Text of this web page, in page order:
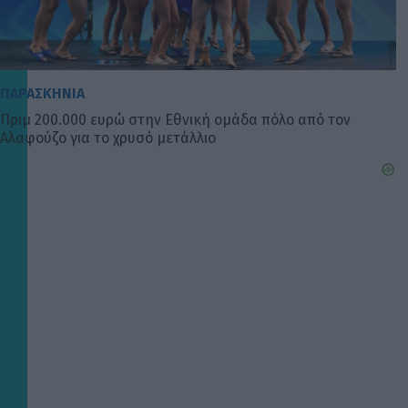
ΠΑΡΑΣΚΗΝΙΑ
Πριμ 200.000 ευρώ στην Εθνική ομάδα πόλο από τον
Αλαφούζο για το χρυσό μετάλλιο